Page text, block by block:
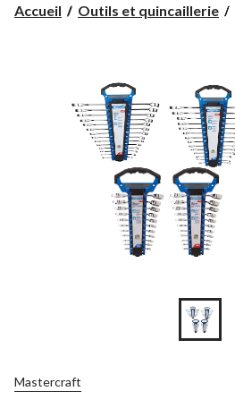
Accueil Outils et quincaillerie
Mastercraft